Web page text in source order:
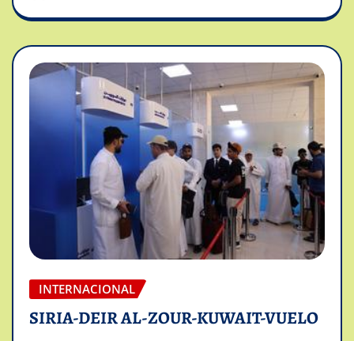
INTERNACIONAL
SIRIA-DEIR AL-ZOUR-KUWAIT-VUELO